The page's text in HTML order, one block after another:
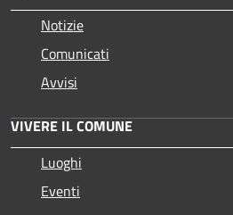
Notizie
Comunicati
Avvisi
VIVERE IL COMUNE
Luoghi
Eventi